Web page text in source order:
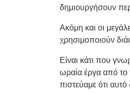
δημιουργήσουν
Ακόμη και οι
χρησιμοποιούν
Είναι κάτι που
ωραία έργα από το
πιστεύαμε ότι